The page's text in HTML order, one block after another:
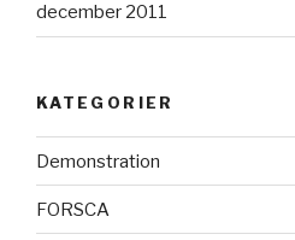
december 2011
KATEGORIER
Demonstration
FORSCA